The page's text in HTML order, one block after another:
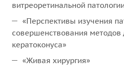
витреоретинальной
«Перспективы изучения
совершенствования методов
кератоконуса»
«Живая хирургия»